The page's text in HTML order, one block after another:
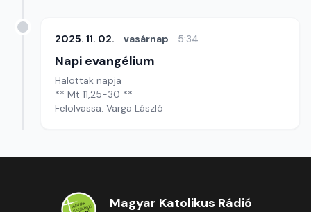
2025. 11. 02. vasárnap 5:34
Napi evangélium
Halottak napja
** Mt 11,25-30 **
Felolvassa: Varga László
Magyar Katolikus Rádió